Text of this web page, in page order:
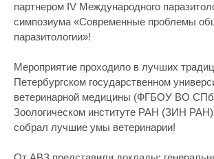
партнером IV Международного
симпозиума «Современные проблемы
паразитологии»!
Мероприятие проходило в лучших
Петербургском государственном
ветеринарной медицины (ФГБОУ ВО
Зоологическом институте РАН (ЗИН
собрал лучшие умы ветеринарии!